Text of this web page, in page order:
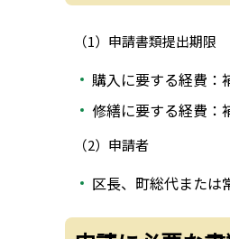
（1）申請書類提出期限
購入に要する経費：
修繕に要する経費：
（2）申請者
区長、町総代または